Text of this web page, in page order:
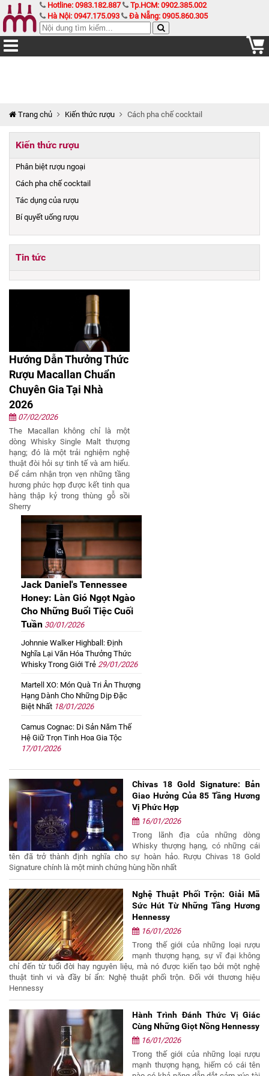
Hotline: 0983.182.887
Tp.HCM: 0902.385.002
Hà Nội: 0947.175.093
Đà Nẵng: 0905.860.305
Trang chủ Kiến thức rượu Cách pha chế cocktail
Kiến thức rượu
Phân biệt rượu ngoại
Cách pha chế cocktail
Tác dụng của rượu
Bí quyết uống rượu
Tin tức
Hướng Dẫn Thưởng Thức
Rượu Macallan Chuẩn
Chuyên Gia Tại Nhà
2026
07/02/2026
The Macallan không chỉ là một
dòng Whisky Single Malt thượng
hạng; đó là một trải nghiệm nghệ
thuật đòi hỏi sự tinh tế và am hiểu.
Để cảm nhận trọn vẹn những tầng
hương phức hợp được kết tinh qua
hàng thập kỷ trong thùng gỗ sồi
Sherry
Jack Daniel's Tennessee
Honey: Làn Gió Ngọt Ngào
Cho Những Buổi Tiệc Cuối
Tuần 30/01/2026
Johnnie Walker Highball: Định
Nghĩa Lại Văn Hóa Thưởng Thức
Whisky Trong Giới Trẻ 29/01/2026
Martell XO: Món Quà Tri Ân Thượng
Hạng Dành Cho Những Dịp Đặc
Biệt Nhất 18/01/2026
Camus Cognac: Di Sản Năm Thế
Hệ Giữ Trọn Tinh Hoa Gia Tộc
17/01/2026
Chivas 18 Gold Signature: Bản
Giao Hưởng Của 85 Tầng Hương
Vị Phức Hợp
16/01/2026
Trong lãnh địa của những dòng
Whisky thượng hạng, có những cái
tên đã trở thành định nghĩa cho sự hoàn hảo. Rượu Chivas 18 Gold
Signature chính là một minh chứng hùng hồn nhất
Nghệ Thuật Phối Trộn: Giải Mã
Sức Hút Từ Những Tầng Hương
Hennessy
16/01/2026
Trong thế giới của những loại rượu
mạnh thượng hạng, sự vĩ đại không
chỉ đến từ tuổi đời hay nguyên liệu, mà nó được kiến tạo bởi một nghệ
thuật tinh vi và đầy bí ẩn: Nghệ thuật phối trộn. Đối với thương hiệu
Hennessy
Hành Trình Đánh Thức Vị Giác
Cùng Những Giọt Nồng Hennessy
16/01/2026
Trong thế giới của những loại rượu
mạnh thượng hạng, hiếm có cái tên